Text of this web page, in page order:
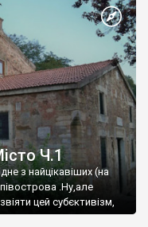
Ч.1
з найцікавіших (на
.Ну,але
цей субєктивізм,